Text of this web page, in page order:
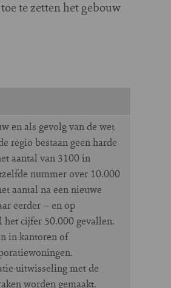
te zetten het gebouw
en als gevolg van de wet
regio bestaan geen harde
aantal van 3100 in
nummer over 10.000
aantal na een nieuwe
eerder – en op
het cijfer 50.000 gevallen.
in kantoren of
uitwisseling met de
worden gemaakt.